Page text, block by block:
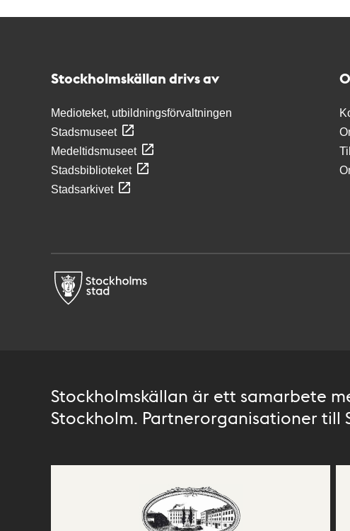
Stockholmskällan drivs av
Medioteket, utbildningsförvaltningen
Stadsmuseet
Medeltidsmuseet
Stadsbiblioteket
Stadsarkivet
Stockholmskällan är ett samarbete
Stockholm. Partnerorganisationer till